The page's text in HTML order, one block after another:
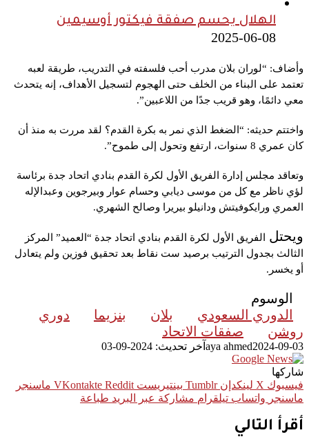
الهلال يحسم صفقة فيكتور أوسيمين
2025-06-08
وأضاف: “لوران بلان مدرب أحب فلسفته في التدريب، طريقة لعبه
تعتمد على البناء من الخلف حتى الهجوم لتسجيل الأهداف، إنه يتحدث
معي دائمًا، وهو قريب جدًا من اللاعبين”.
واختتم حديثه: “الضغط الذي نمر به بكرة القدم؟ لقد مررت به منذ أن
كان عمري 8 سنوات، ارتفع وتحول إلى طموح”.
وتعاقد مجلس إدارة الفريق الأول لكرة القدم بنادي اتحاد جدة برئاسة
لؤي ناظر مع كل من موسى ديابي وحسام عوار وبيرجوين وعبدالإله
العمري ورايكوفيتش ودانيلو بيريرا وصالح الشهري.
ويحتل الفريق الأول لكرة القدم بنادي اتحاد جدة “العميد” المركز
الثالث بجدول الترتيب برصيد ست نقاط بعد تحقيق فوزين ولم يتعادل
أو يخسر.
الوسوم
الدوري السعودي
بلان بنزيما
دوري
روشن
صفقات الاتحاد
aya ahmed2024-09-03 آخر تحديث: 2024-09-03
شاركها
فيسبوك ‫X لينكدإن بينتيريست
ماسنجر
ماسنجر واتساب تيلقرام مشاركة عبر البريد طباعة
أقرأ التالي